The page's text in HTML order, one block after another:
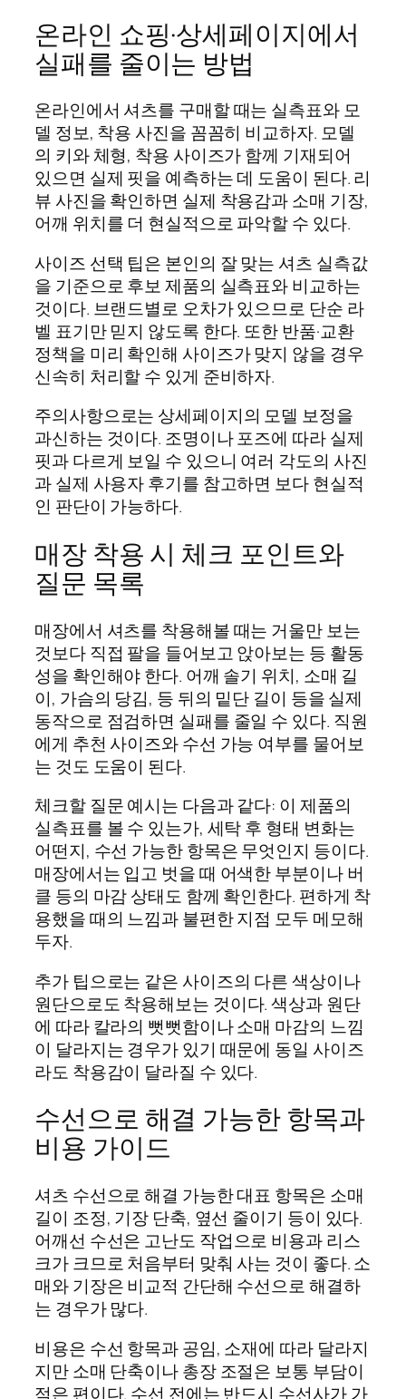
온라인 쇼핑·상세페이지에서
실패를 줄이는 방법
온라인에서 셔츠를 구매할 때는 실측표와 모
델 정보, 착용 사진을 꼼꼼히 비교하자. 모델
의 키와 체형, 착용 사이즈가 함께 기재되어
있으면 실제 핏을 예측하는 데 도움이 된다. 리
뷰 사진을 확인하면 실제 착용감과 소매 기장,
어깨 위치를 더 현실적으로 파악할 수 있다.
사이즈 선택 팁은 본인의 잘 맞는 셔츠 실측값
을 기준으로 후보 제품의 실측표와 비교하는
것이다. 브랜드별로 오차가 있으므로 단순 라
벨 표기만 믿지 않도록 한다. 또한 반품·교환
정책을 미리 확인해 사이즈가 맞지 않을 경우
신속히 처리할 수 있게 준비하자.
주의사항으로는 상세페이지의 모델 보정을
과신하는 것이다. 조명이나 포즈에 따라 실제
핏과 다르게 보일 수 있으니 여러 각도의 사진
과 실제 사용자 후기를 참고하면 보다 현실적
인 판단이 가능하다.
매장 착용 시 체크 포인트와
질문 목록
매장에서 셔츠를 착용해볼 때는 거울만 보는
것보다 직접 팔을 들어보고 앉아보는 등 활동
성을 확인해야 한다. 어깨 솔기 위치, 소매 길
이, 가슴의 당김, 등 뒤의 밑단 길이 등을 실제
동작으로 점검하면 실패를 줄일 수 있다. 직원
에게 추천 사이즈와 수선 가능 여부를 물어보
는 것도 도움이 된다.
체크할 질문 예시는 다음과 같다: 이 제품의
실측표를 볼 수 있는가, 세탁 후 형태 변화는
어떤지, 수선 가능한 항목은 무엇인지 등이다.
매장에서는 입고 벗을 때 어색한 부분이나 버
클 등의 마감 상태도 함께 확인한다. 편하게 착
용했을 때의 느낌과 불편한 지점 모두 메모해
두자.
추가 팁으로는 같은 사이즈의 다른 색상이나
원단으로도 착용해보는 것이다. 색상과 원단
에 따라 칼라의 뻣뻣함이나 소매 마감의 느낌
이 달라지는 경우가 있기 때문에 동일 사이즈
라도 착용감이 달라질 수 있다.
수선으로 해결 가능한 항목과
비용 가이드
셔츠 수선으로 해결 가능한 대표 항목은 소매
길이 조정, 기장 단축, 옆선 줄이기 등이 있다.
어깨선 수선은 고난도 작업으로 비용과 리스
크가 크므로 처음부터 맞춰 사는 것이 좋다. 소
매와 기장은 비교적 간단해 수선으로 해결하
는 경우가 많다.
비용은 수선 항목과 공임, 소재에 따라 달라지
지만 소매 단축이나 총장 조절은 보통 부담이
적은 편이다. 수선 전에는 반드시 수선사가 가